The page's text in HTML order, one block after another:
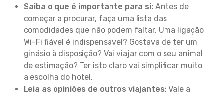
Saiba o que é importante para si: Antes de
começar a procurar, faça uma lista das
comodidades que não podem faltar. Uma ligação
Wi-Fi fiável é indispensável? Gostava de ter um
ginásio à disposição? Vai viajar com o seu animal
de estimação? Ter isto claro vai simplificar muito
a escolha do hotel.
Leia as opiniões de outros viajantes: Vale a